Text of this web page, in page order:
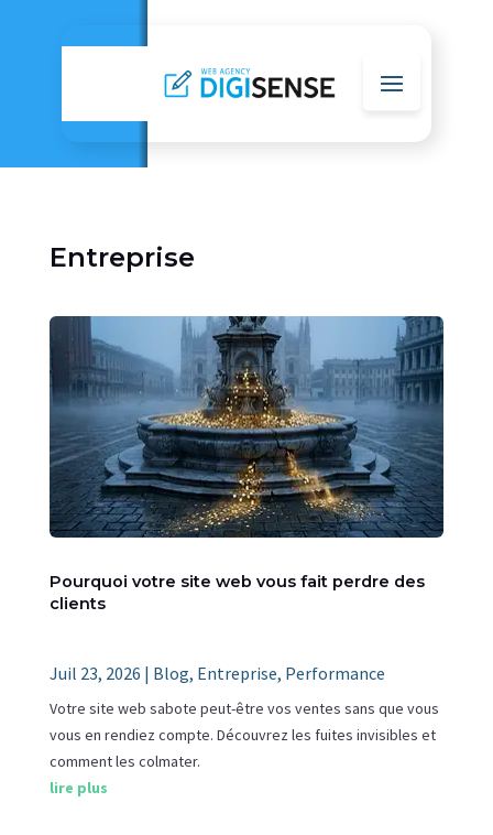
Entreprise
Pourquoi votre site web vous fait perdre des
clients
Juil 23, 2026 | Blog, Entreprise, Performance
Votre site web sabote peut-être vos ventes sans que vous
vous en rendiez compte. Découvrez les fuites invisibles et
comment les colmater.
lire plus